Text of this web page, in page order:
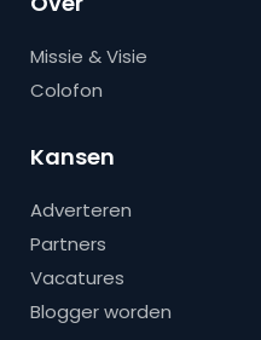
Missie & Visie
Colofon
Kansen
Adverteren
Partners
Vacatures
Blogger worden